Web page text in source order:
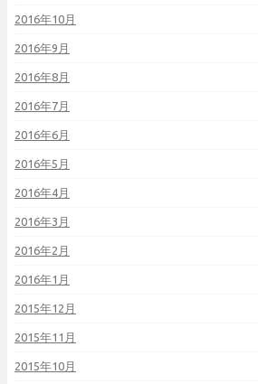
2016年10月
2016年9月
2016年8月
2016年7月
2016年6月
2016年5月
2016年4月
2016年3月
2016年2月
2016年1月
2015年12月
2015年11月
2015年10月